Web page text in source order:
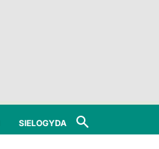
SIELOGYDA